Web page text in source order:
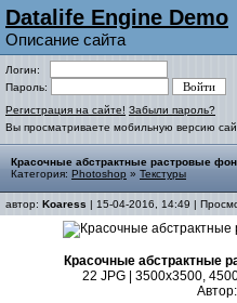
Datalife Engine Demo
Описание сайта
Логин:
Пароль:
Регистрация на сайте! Забыли пароль?
Вы просматриваете мобильную версию
Красочные абстрактные растровые
Категория: Photoshop » Текстуры
автор: Koaress | 15-04-2016, 14:49 |
Красочные абстрактные
22 JPG | 3500x3500,